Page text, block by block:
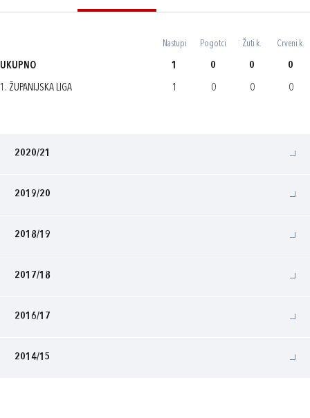
Nastupi Pogotci Žuti k. Crveni k.
UKUPNO 1 0 0 0
1. ŽUPANIJSKA LIGA 1 0 0 0
2020/21
2019/20
2018/19
2017/18
2016/17
2014/15